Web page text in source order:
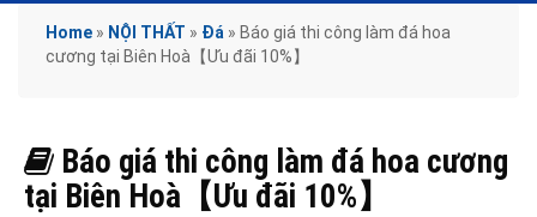
Home » NỘI THẤT » Đá » Báo giá thi công làm đá hoa
cương tại Biên Hoà【Ưu đãi 10%】
Báo giá thi công làm đá hoa cương
tại Biên Hoà【Ưu đãi 10%】